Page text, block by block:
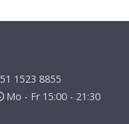
1523 8855
Mo - Fr 15:00 - 21:30